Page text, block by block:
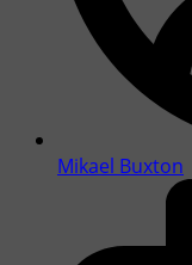
Mikael Buxton